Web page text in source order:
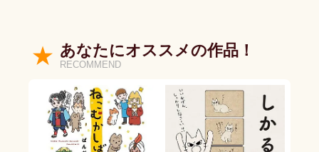
あなたにオススメの作品！
RECOMMEND